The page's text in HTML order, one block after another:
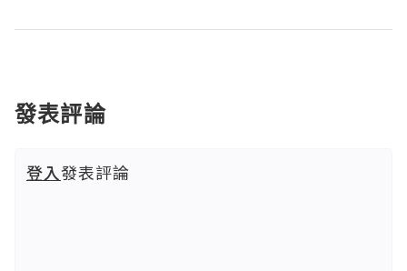
發表評論
登入發表評論